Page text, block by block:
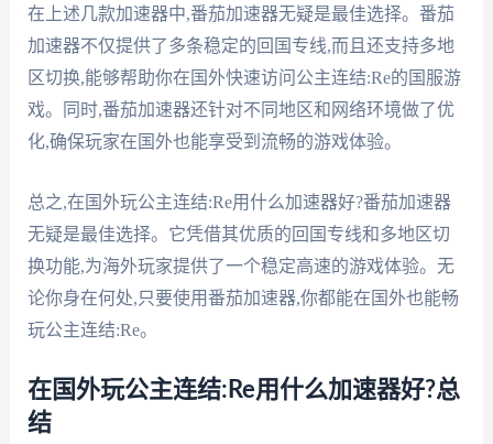
在上述几款加速器中,番茄加速器无疑是最佳选择。番茄
加速器不仅提供了多条稳定的回国专线,而且还支持多地
区切换,能够帮助你在国外快速访问公主连结:Re的国服游
戏。同时,番茄加速器还针对不同地区和网络环境做了优
化,确保玩家在国外也能享受到流畅的游戏体验。
总之,在国外玩公主连结:Re用什么加速器好?番茄加速器
无疑是最佳选择。它凭借其优质的回国专线和多地区切
换功能,为海外玩家提供了一个稳定高速的游戏体验。无
论你身在何处,只要使用番茄加速器,你都能在国外也能畅
玩公主连结:Re。
在国外玩公主连结:Re用什么加速器好?总
结